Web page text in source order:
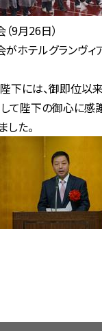
9月26日）
ホテルグランヴ
下には、御即位以
て陛下の御心に
た。